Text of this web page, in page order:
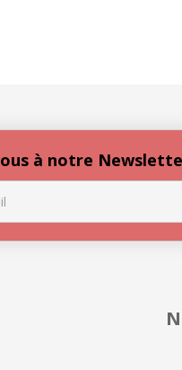
à notre